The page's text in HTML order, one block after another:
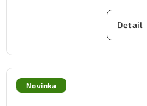
Detail
Novinka